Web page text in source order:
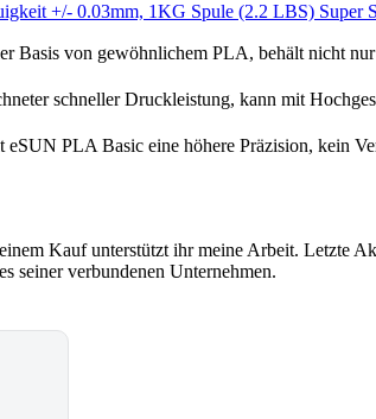
+/- 0.03mm, 1KG Spule (2.2 LBS) Super
Basis von gewöhnlichem PLA, behält nicht
schneller Druckleistung, kann mit
PLA Basic eine höhere Präzision, kein
Kauf unterstützt ihr meine Arbeit. Letzte
seiner verbundenen Unternehmen.